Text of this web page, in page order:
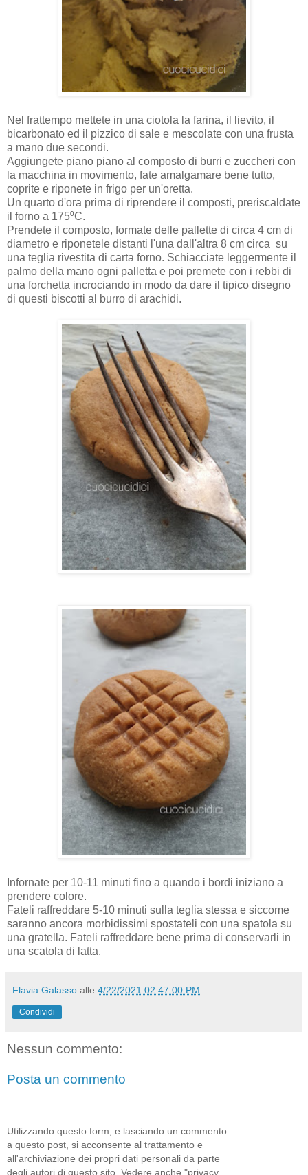
Nel frattempo mettete in una ciotola la farina, il lievito, il
bicarbonato ed il pizzico di sale e mescolate con una frusta
a mano due secondi.
Aggiungete piano piano al composto di burri e zuccheri con
la macchina in movimento, fate amalgamare bene tutto,
coprite e riponete in frigo per un'oretta.
Un quarto d'ora prima di riprendere il composti, preriscaldate
il forno a 175⁰C.
Prendete il composto, formate delle pallette di circa 4 cm di
diametro e riponetele distanti l'una dall'altra 8 cm circa su
una teglia rivestita di carta forno. Schiacciate leggermente il
palmo della mano ogni palletta e poi premete con i rebbi di
una forchetta incrociando in modo da dare il tipico disegno
di questi biscotti al burro di arachidi.
Infornate per 10-11 minuti fino a quando i bordi iniziano a
prendere colore.
Fateli raffreddare 5-10 minuti sulla teglia stessa e siccome
saranno ancora morbidissimi spostateli con una spatola su
una gratella. Fateli raffreddare bene prima di conservarli in
una scatola di latta.
Flavia Galasso alle 4/22/2021 02:47:00 PM
Condividi
Nessun commento:
Posta un commento
Utilizzando questo form, e lasciando un commento
a questo post, si acconsente al trattamento e
all'archiviazione dei propri dati personali da parte
degli autori di questo sito. Vedere anche "privacy